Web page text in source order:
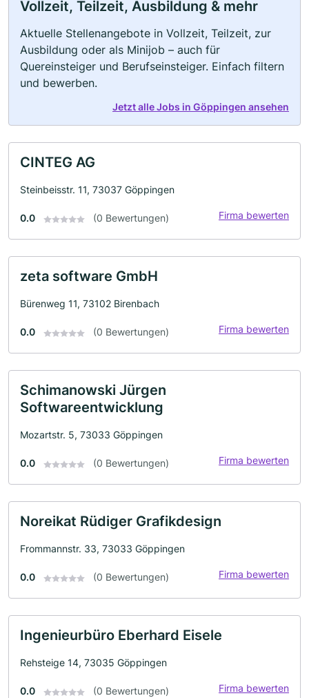
Vollzeit, Teilzeit, Ausbildung & mehr
Aktuelle Stellenangebote in Vollzeit, Teilzeit, zur
Ausbildung oder als Minijob – auch für
Quereinsteiger und Berufseinsteiger. Einfach filtern
und bewerben.
Jetzt alle Jobs in Göppingen ansehen
CINTEG AG
Steinbeisstr. 11, 73037 Göppingen
0.0 (0 Bewertungen) Firma bewerten
zeta software GmbH
Bürenweg 11, 73102 Birenbach
0.0 (0 Bewertungen) Firma bewerten
Schimanowski Jürgen
Softwareentwicklung
Mozartstr. 5, 73033 Göppingen
0.0 (0 Bewertungen) Firma bewerten
Noreikat Rüdiger Grafikdesign
Frommannstr. 33, 73033 Göppingen
0.0 (0 Bewertungen) Firma bewerten
Ingenieurbüro Eberhard Eisele
Rehsteige 14, 73035 Göppingen
0.0 (0 Bewertungen) Firma bewerten